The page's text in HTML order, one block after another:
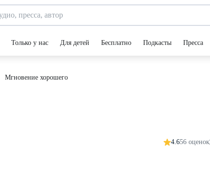
Только у нас Для детей Бесплатно Подкасты Пресса
Мгновение хорошего
4.656 оценок